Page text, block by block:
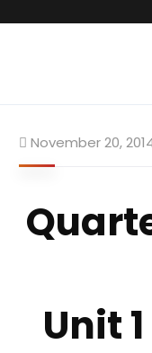
November 20,
Unit